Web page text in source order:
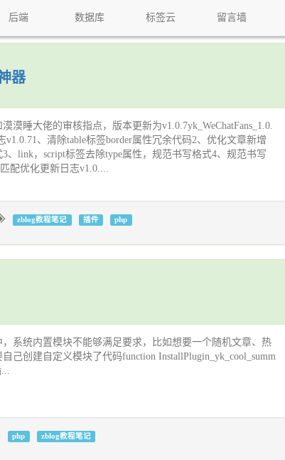
后端 数据库 标签云 留言墙
器
漠睡大佬的审核指点，版本更新为v1.0.7yk_WeChatFans_1.0.
v1.0.71、清除table标签border属性冗余代码2、优化文章新增
、link，script标签去除type属性，规范书写格式4、规范书写
配优化更新日志v1.0....
zblog教程笔记 插件 php
系统内置模块不能够满足要求，比如想要一个随机文章、热
己创建自定义模块了代码function InstallPlugin_yk_cool_summ
php zblog教程笔记